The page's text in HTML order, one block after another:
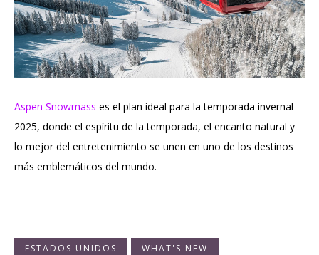
Aspen Snowmass es el plan ideal para la temporada invernal
2025, donde el espíritu de la temporada, el encanto natural y
lo mejor del entretenimiento se unen en uno de los destinos
más emblemáticos del mundo.
ESTADOS UNIDOS
WHAT'S NEW